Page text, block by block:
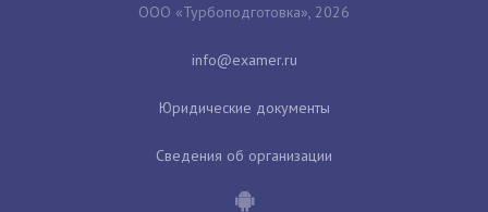
ООО «Турбоподготовка», 2026
Юридические документы
Сведения об организации